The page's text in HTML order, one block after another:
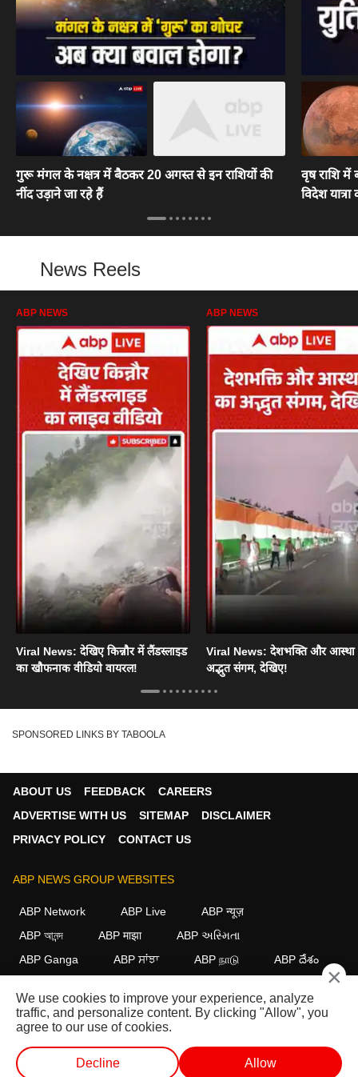
गुरू मंगल के नक्षत्र में बैठकर 20 अगस्त से इन राशियों की
नींद उड़ाने जा रहे हैं
वृष राशि में
विदेश
News Reels
ABP NEWS
Viral News: देखिए किन्नौर में लैंडस्लाइड
का खौफनाक वीडियो वायरल!
ABP NEWS
Viral News: देशभक्ति और आस्था
अद्भुत संगम, देखिए!
SPONSORED LINKS BY TABOOLA
ABOUT US FEEDBACK
CAREERS
ADVERTISE WITH US
SITEMAP
DISCLAIMER
PRIVACY POLICY
CONTACT US
ABP NEWS GROUP WEBSITES
ABP Network ABP Live
ABP न्यूज़
ABP আনন্দ
ABP माझा
ABP અસ્મિતા
ABP Ganga
ABP ਸਾਂਝਾ ABP நாடு ABP దేశం
FOLLOW US
This website follows the DNPA Code of Ethics.
Copyright@2026.
All rights reserved.
×
We use cookies to improve your experience, analyze
traffic, and personalize content. By clicking "Allow", you
agree to our use of cookies.
Decline Allow